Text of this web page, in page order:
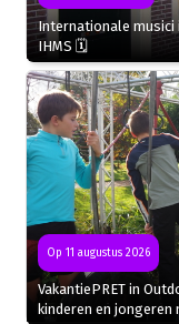
Internationale musici
IHMS 🗓
Op 11 augustus 2026
VakantiePRET in
kinderen en